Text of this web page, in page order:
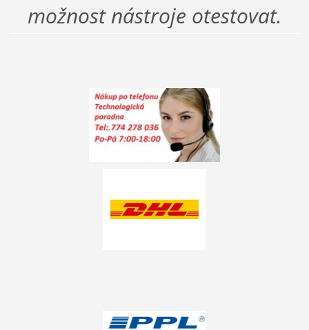
možnost nástroje otestovat.